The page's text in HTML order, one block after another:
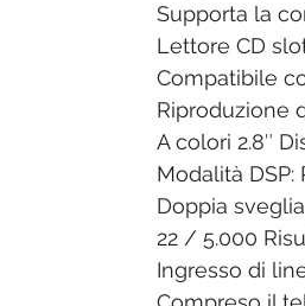
Supporta la
Lettore CD
Compatibile
Riproduzione
A colori 2.8″
Modalità
Doppia
22 / 5.000
Ingresso di